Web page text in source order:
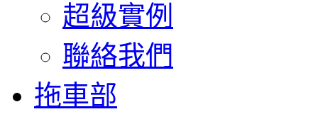
超級實例
聯絡我們
拖車部